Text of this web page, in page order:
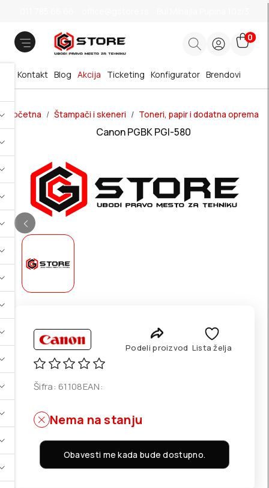
0
Brendovi
Blog Akcija
Kontakt Ticketing Konfigurator
Početna Štampači i skeneri Toneri, papir i dodatna oprema
Canon PGBK PGI-580
Podeli proizvod Lista želja
Šifra: 61108EAN:
Nema na stanju
Obavesti me kada bude dostupno.